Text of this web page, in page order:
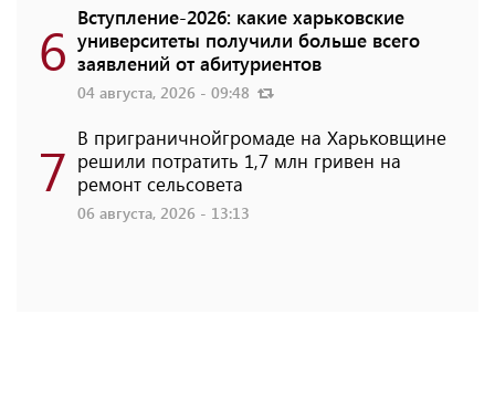
6 Вступление-2026: какие харьковские
университеты получили больше всего
заявлений от абитуриентов
04 августа, 2026 - 09:48
7 В приграничнойгромаде на Харьковщине
решили потратить 1,7 млн ​​гривен на
ремонт сельсовета
06 августа, 2026 - 13:13